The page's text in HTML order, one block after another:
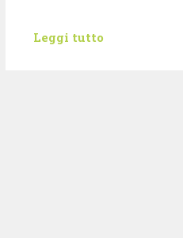
Leggi tutto